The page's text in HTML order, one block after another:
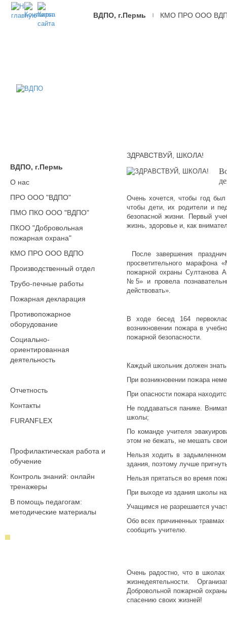
ВДПО, г.Пермь КМО ПРО ООО
ВДПО, г.Пермь
О нас
ПРО ООО "ВДПО"
ПМО ПКО ООО "ВДПО"
ПКОО "Добровольная
пожарная охрана"
КМО ПРО ООО ВДПО
Производственный отдел
Трубо-печные работы
Пожарная декларация
Противопожарное
оборудование
Социально-
ориентированная
деятельность
Отчетность
Контакты
FURANFLEX
Профилактическая работа и
обучение
Контроль знаний: онлайн
тренажеры
В помощь педагогам:
методические материалы
ЗДРАВСТВУЙ, ШКОЛА!
Очень хочется, чтобы год
чтобы дети, их родители и
безопасной жизни. Первый
жизнь, здоровье и, как
После завершения
просветительного марафона
пожарной охраны Султанова
№5» и провела
действовать».
В ходе бесед 164
возникновении пожара в
пожарной безопасности.
Каждый школьник должен
При возникновении пожара
При опасности пожара
Не поддаваться панике.
школы;
По команде учителя
этом не бежать, не мешать
Нельзя ходить в
здания, поэтому лучше
Нельзя прятаться во время
При выходе из здания школы
Учащимся не разрешается
Обо всех причиненных
сообщить учителю.
Очень радостно, что в школах
жизнедеятельности.
Добровольной пожарной
спасению своих жизней!